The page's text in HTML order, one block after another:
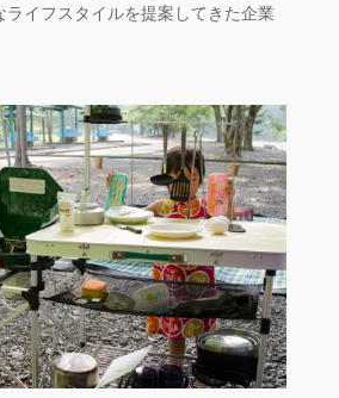
ライフスタイルを提案してきた企業